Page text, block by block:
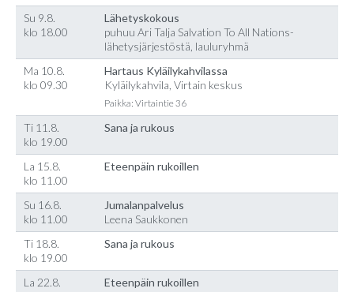
Su 9.8.
klo 18.00
Lähetyskokous
puhuu Ari Talja Salvation To All Nations-
lähetysjärjestöstä, lauluryhmä
Ma 10.8.
klo 09.30
Hartaus Kyläilykahvilassa
Kyläilykahvila, Virtain keskus
Paikka: Virtaintie 36
Ti 11.8.
klo 19.00
Sana ja rukous
La 15.8.
klo 11.00
Eteenpäin rukoillen
Su 16.8.
klo 11.00
Jumalanpalvelus
Leena Saukkonen
Ti 18.8.
klo 19.00
Sana ja rukous
La 22.8.
Eteenpäin rukoillen